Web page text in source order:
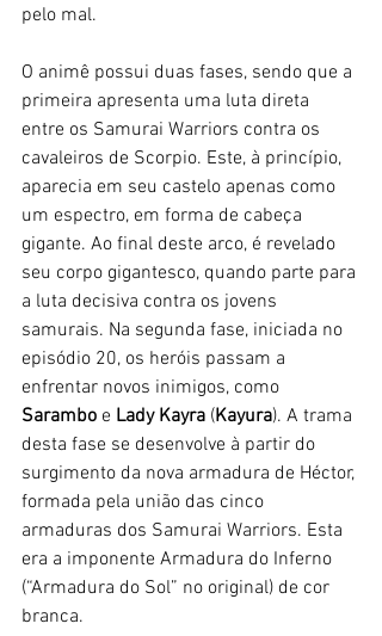
pelo mal.
O animê possui duas fases, sendo que a
primeira apresenta uma luta direta
entre os Samurai Warriors contra os
cavaleiros de Scorpio. Este, à princípio,
aparecia em seu castelo apenas como
um espectro, em forma de cabeça
gigante. Ao final deste arco, é revelado
seu corpo gigantesco, quando parte para
a luta decisiva contra os jovens
samurais. Na segunda fase, iniciada no
episódio 20, os heróis passam a
enfrentar novos inimigos, como
Sarambo e Lady Kayra (Kayura). A trama
desta fase se desenvolve à partir do
surgimento da nova armadura de Héctor,
formada pela união das cinco
armaduras dos Samurai Warriors. Esta
era a imponente Armadura do Inferno
(“Armadura do Sol” no original) de cor
branca.